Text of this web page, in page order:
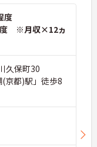
度
※月収×12ヵ
久保町30
京都)駅」徒歩8